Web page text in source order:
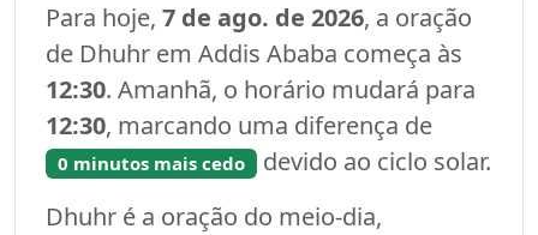
Para hoje, 7 de ago. de 2026, a oração
de Dhuhr em Addis Ababa começa às
12:30. Amanhã, o horário mudará para
12:30, marcando uma diferença de
0 minutos mais cedo devido ao ciclo solar.
Dhuhr é a oração do meio-dia,